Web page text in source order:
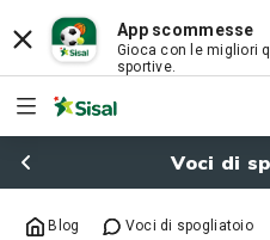
App scommesse
Gioca con le migliori
sportive.
Voci di
Blog Voci di spogliatoio